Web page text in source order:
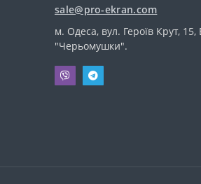
sale@pro-ekran.com
м. Одеса, вул. Героїв Крут, 15,
"Черьомушки".